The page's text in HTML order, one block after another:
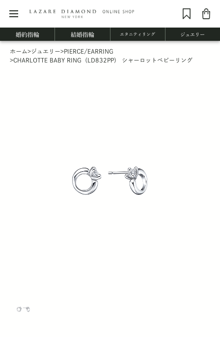
婚約指輪 結婚指輪 エタニティリング ジュエリー
ホーム>ジュエリー>PIERCE/EARRING
>CHARLOTTE BABY RING（LD832PP） シャーロットベビーリング